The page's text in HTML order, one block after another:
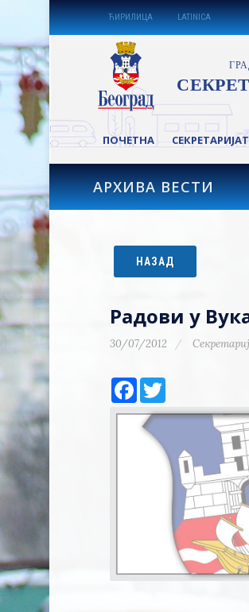
ЋИРИЛИЦА LATINICA
ПОЧЕТНА СЕКРЕТАРИЈАТ
АРХИВА ВЕСТИ
НАЗАД
Радови у
30/07/2012
Facebook